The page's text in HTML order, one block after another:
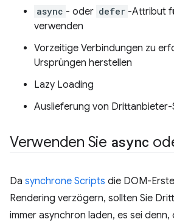
async - oder defer -Attribut
verwenden
Vorzeitige Verbindungen zu
Ursprüngen herstellen
Lazy Loading
Auslieferung von
Verwenden Sie async
Da synchrone Scripts die DOM-
Rendering verzögern, sollten Sie
immer asynchron laden, es sei denn,